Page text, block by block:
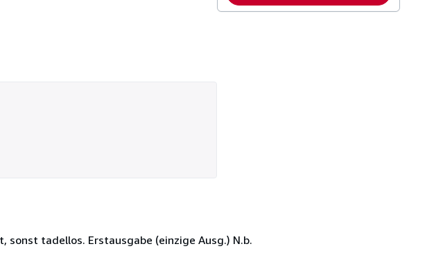
sonst tadellos. Erstausgabe (einzige Ausg.) N.b.